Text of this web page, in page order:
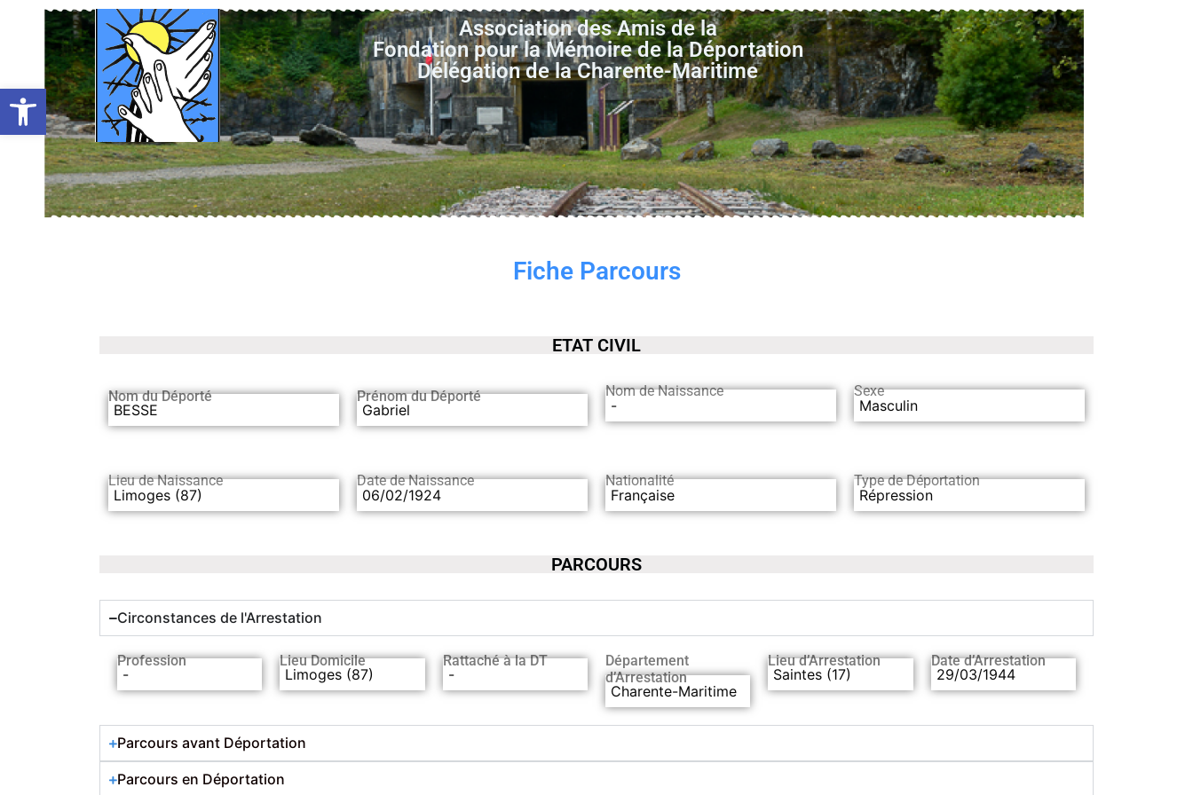
Ouvrir la barre d’outils
Association des Amis de la
Fondation pour la Mémoire de la Déportation
Délégation de la Charente-Maritime
Fiche Parcours
ETAT CIVIL
Nom du Déporté
BESSE
Prénom du Déporté
Gabriel
Nom de Naissance
-
Sexe
Masculin
Lieu de Naissance
Limoges (87)
Date de Naissance
06/02/1924
Nationalité
Française
Type de Déportation
Répression
PARCOURS
Circonstances de l'Arrestation
Profession
-
Lieu Domicile
Limoges (87)
Rattaché à la DT
-
Département
d’Arrestation
Charente-Maritime
Lieu d’Arrestation
Saintes (17)
Date d’Arrestation
29/03/1944
Parcours avant Déportation
Parcours en Déportation